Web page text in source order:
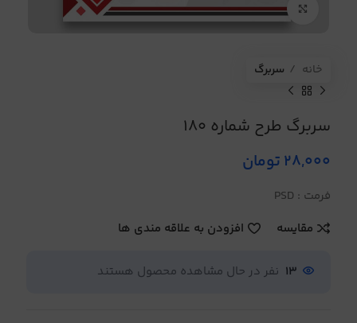
برای بزرگنمایی کلیک کنید
خانه سربرگ
سربرگ طرح شماره 180
28,000تومان
فرمت : PSD
مقایسه
افزودن به علاقه مندی ها
13 نفر در حال مشاهده محصول هستند